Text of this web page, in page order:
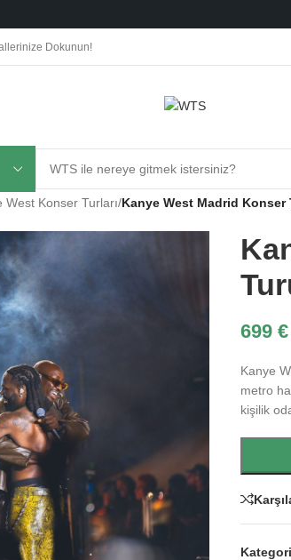
Dokunun!
West Konser Turları/Kanye West Madrid Konser
699€
Kanye
metro
kişilik